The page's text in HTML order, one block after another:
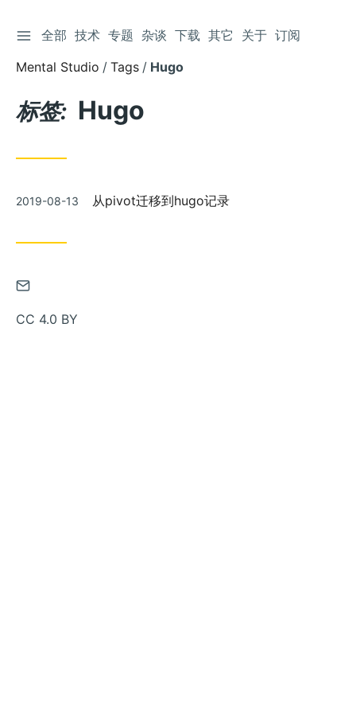
跳
到
章
切换侧边栏
全部 技术 专题 杂谈 下载 其它 关于 订阅
Mental Studio
Tags Hugo
标签: Hugo
发
2019-08-13 从pivot迁移到hugo记录
通
邮
CC 4.0 BY